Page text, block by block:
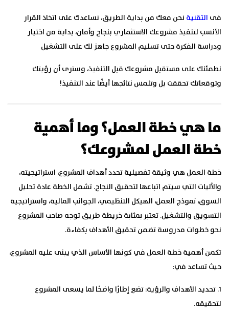
فى التقنية نحن معك من بداية الطريق، نساعدك على اتخاذ القرار
الأنسب لتنفيذ مشروعك الاستثماري بنجاح وأمان، بداية من اختيار
ودراسة الفكرة حتى تسليم المشروع جاهز لك على التشغيل
نطمئنك على مستقبل مشروعك قبل التنفيذ، وسترى أن رؤيتك
وتوقعاتك تحققت بل وتلمس نتائجها أيضًا عند التنفيذ!
ما هي خطة العمل؟ وما أهمية
خطة العمل لمشروعك؟
خطة العمل هي وثيقة تفصيلية تحدد أهداف المشروع، استراتيجيته،
والآليات التي سيتم اتباعها لتحقيق النجاح. تشمل الخطة عادة تحليل
السوق، نموذج العمل، الهيكل التنظيمي، الجوانب المالية، واستراتيجية
التسويق والتشغيل. تعتبر بمثابة خريطة طريق توجه صاحب المشروع
نحو خطوات مدروسة تضمن تحقيق الأهداف بكفاءة.
تكمن أهمية خطة العمل في كونها الأساس الذي يبنى عليه المشروع،
حيث تساعد في:
1. تحديد الأهداف والرؤية
: تضع إطارًا واضحًا لما يسعى المشروع
لتحقيقه.